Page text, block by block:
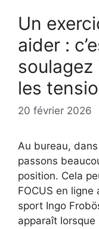
Un
aider :
les
20 février 2026
Au bureau,
passons
position. Cela
FOCUS en
sport Ingo
apparaît